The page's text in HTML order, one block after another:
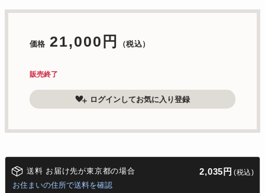
価格 21,000円 （税込）
販売終了
ログインしてお気に入り登録
送料 お届け先が東京都の場合 2,035円 (税込)
お住まいの住所で送料を確認